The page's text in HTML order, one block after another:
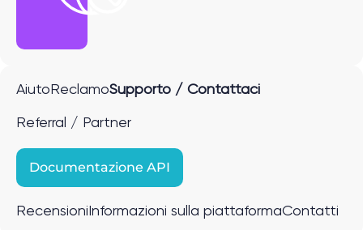
Aiuto ReclamoSupporto / Contattaci
Referral / Partner
Documentazione API
Recensioni Informazioni sulla piattaformaContatti